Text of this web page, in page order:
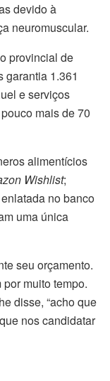
devido à
neuromuscular.
provincial de
garantia 1.361
e serviços
mais de 70
alimentícios
Wishlist;
no banco
uma única
seu orçamento.
muito tempo.
disse, “acho que
nos candidatar